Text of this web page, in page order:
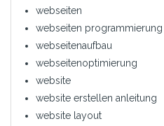
webseiten
webseiten programmierung
webseitenaufbau
webseitenoptimierung
website
website erstellen anleitung
website layout